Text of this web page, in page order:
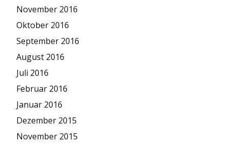
November 2016
Oktober 2016
September 2016
August 2016
Juli 2016
Februar 2016
Januar 2016
Dezember 2015
November 2015